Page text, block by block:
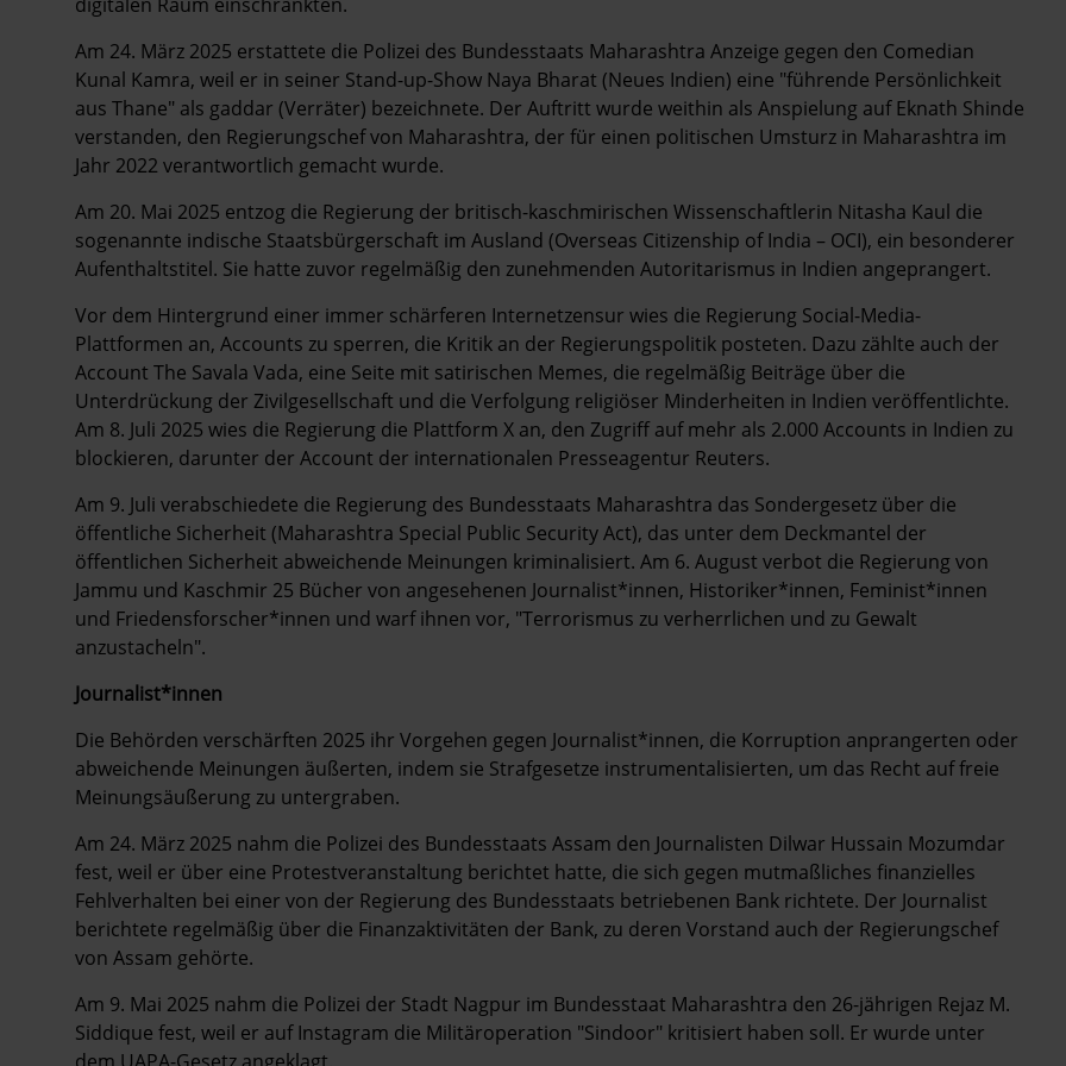
Am 24. März 2025 erstattete die Polizei des Bundesstaats Maharashtra Anzeige gegen den Comedian
Kunal Kamra, weil er in seiner Stand-up-Show Naya Bharat (Neues Indien) eine "führende Persönlichkeit
aus Thane" als gaddar (Verräter) bezeichnete. Der Auftritt wurde weithin als Anspielung auf Eknath Shinde
verstanden, den Regierungschef von Maharashtra, der für einen politischen Umsturz in Maharashtra im
Jahr 2022 verantwortlich gemacht wurde.
Am 20. Mai 2025 entzog die Regierung der britisch-kaschmirischen Wissenschaftlerin Nitasha Kaul die
sogenannte indische Staatsbürgerschaft im Ausland (Overseas Citizenship of India – OCI), ein besonderer
Aufenthaltstitel. Sie hatte zuvor regelmäßig den zunehmenden Autoritarismus in Indien angeprangert.
Vor dem Hintergrund einer immer schärferen Internetzensur wies die Regierung Social-Media-
Plattformen an, Accounts zu sperren, die Kritik an der Regierungspolitik posteten. Dazu zählte auch der
Account The Savala Vada, eine Seite mit satirischen Memes, die regelmäßig Beiträge über die
Unterdrückung der Zivilgesellschaft und die Verfolgung religiöser Minderheiten in Indien veröffentlichte.
Am 8. Juli 2025 wies die Regierung die Plattform X an, den Zugriff auf mehr als 2.000 Accounts in Indien zu
blockieren, darunter der Account der internationalen Presseagentur Reuters.
Am 9. Juli verabschiedete die Regierung des Bundesstaats Maharashtra das Sondergesetz über die
öffentliche Sicherheit (Maharashtra Special Public Security Act), das unter dem Deckmantel der
öffentlichen Sicherheit abweichende Meinungen kriminalisiert. Am 6. August verbot die Regierung von
Jammu und Kaschmir 25 Bücher von angesehenen Journalist*innen, Historiker*innen, Feminist*innen
und Friedensforscher*innen und warf ihnen vor, "Terrorismus zu verherrlichen und zu Gewalt
anzustacheln".
Journalist*innen
Die Behörden verschärften 2025 ihr Vorgehen gegen Journalist*innen, die Korruption anprangerten oder
abweichende Meinungen äußerten, indem sie Strafgesetze instrumentalisierten, um das Recht auf freie
Meinungsäußerung zu untergraben.
Am 24. März 2025 nahm die Polizei des Bundesstaats Assam den Journalisten Dilwar Hussain Mozumdar
fest, weil er über eine Protestveranstaltung berichtet hatte, die sich gegen mutmaßliches finanzielles
Fehlverhalten bei einer von der Regierung des Bundesstaats betriebenen Bank richtete. Der Journalist
berichtete regelmäßig über die Finanzaktivitäten der Bank, zu deren Vorstand auch der Regierungschef
von Assam gehörte.
Am 9. Mai 2025 nahm die Polizei der Stadt Nagpur im Bundesstaat Maharashtra den 26-jährigen Rejaz M.
Siddique fest, weil er auf Instagram die Militäroperation "Sindoor" kritisiert haben soll. Er wurde unter